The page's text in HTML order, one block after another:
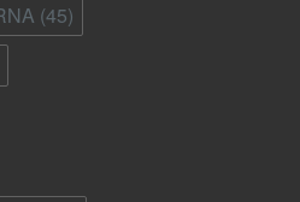
(45)